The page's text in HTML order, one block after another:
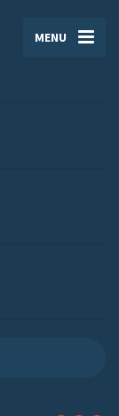
MENU